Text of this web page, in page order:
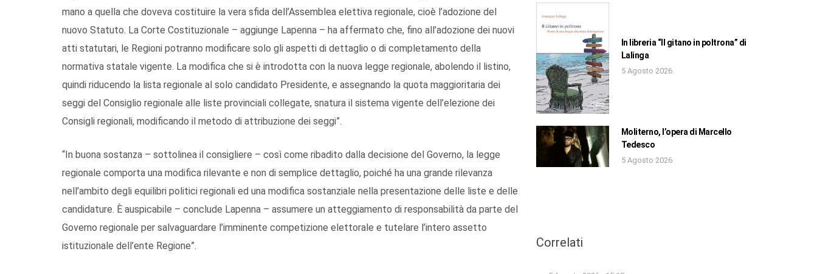
mano a quella che doveva costituire la vera sfida dell’Assemblea elettiva regionale, cioè l’adozione del
nuovo Statuto. La Corte Costituzionale – aggiunge Lapenna – ha affermato che, fino all’adozione dei nuovi
atti statutari, le Regioni potranno modificare solo gli aspetti di dettaglio o di completamento della
normativa statale vigente. La modifica che si è introdotta con la nuova legge regionale, abolendo il listino,
quindi riducendo la lista regionale al solo candidato Presidente, e assegnando la quota maggioritaria dei
seggi del Consiglio regionale alle liste provinciali collegate, snatura il sistema vigente dell’elezione dei
Consigli regionali, modificando il metodo di attribuzione dei seggi”.
“In buona sostanza – sottolinea il consigliere – così come ribadito dalla decisione del Governo, la legge
regionale comporta una modifica rilevante e non di semplice dettaglio, poiché ha una grande rilevanza
nell’ambito degli equilibri politici regionali ed una modifica sostanziale nella presentazione delle liste e delle
candidature. È auspicabile – conclude Lapenna – assumere un atteggiamento di responsabilità da parte del
Governo regionale per salvaguardare l’imminente competizione elettorale e tutelare l’intero assetto
istituzionale dell’ente Regione”.
In libreria “Il gitano in poltrona” di
Lalinga
5 Agosto 2026
Moliterno, l’opera di Marcello
Tedesco
5 Agosto 2026
Correlati